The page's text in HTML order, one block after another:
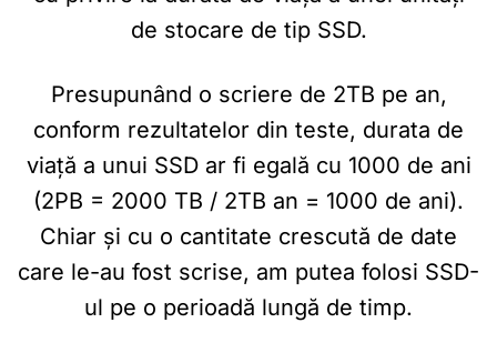
de stocare de tip SSD.
Presupunând o scriere de 2TB pe an,
conform rezultatelor din teste, durata de
viață a unui SSD ar fi egală cu 1000 de ani
(2PB = 2000 TB / 2TB an = 1000 de ani).
Chiar și cu o cantitate crescută de date
care le-au fost scrise, am putea folosi SSD-
ul pe o perioadă lungă de timp.